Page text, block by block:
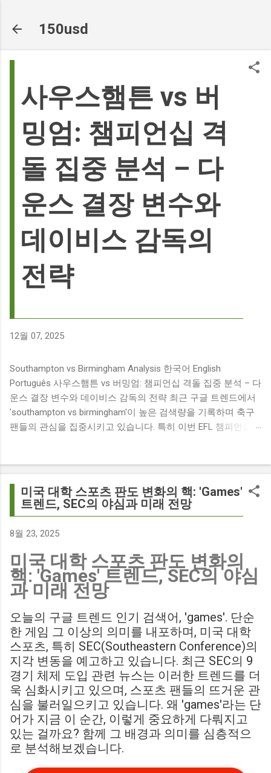
150usd
사우스햄튼 vs 버
밍엄: 챔피언십 격
돌 집중 분석 – 다
운스 결장 변수와
데이비스 감독의
전략
12월 07, 2025
Southampton vs Birmingham Analysis 한국어 English
Português 사우스햄튼 vs 버밍엄: 챔피언십 격돌 집중 분석 – 다
운스 결장 변수와 데이비스 감독의 전략 최근 구글 트렌드에서
'southampton vs birmingham'이 높은 검색량을 기록하며 축구
팬들의 관심을 집중시키고 있습니다. 특히 이번 EFL 챔피언십
다음과 같습니다. The 9 players set to miss Southampton v
Birmingham City ft £7m striker Damion Downs : 사우스햄튼과
버밍엄 시티 경기에서 총 9명의 선수가 결장할 예정이며, 특히
700만 파운드 스트라이커 데미언 다운스의 결장은 사우스햄튼
Birmingham City LIVE Score Updates in EFL Championship
Match : 경기 당일 실시간 스코어 업데이트를 제공하는 뉴스로,
팬들의 높은 관심도를 반영합니다. Chris Davies: Birmingham
City boss says his side have to try to "be themselves" away
from home : 버밍엄 시티의 크리스 데이비스 감독은 원정 경기
에서 팀 고유의 색깔을 유지하는 것이 중요하다고 강조했습니
다. ...
미국 대학 스포츠 판도 변화의 핵: 'Games'
트렌드, SEC의 야심과 미래 전망
8월 23, 2025
미국 대학 스포츠 판도 변화의
핵: 'Games' 트렌드, SEC의 야심
과 미래 전망
오늘의 구글 트렌드 인기 검색어, 'games'. 단순
한 게임 그 이상의 의미를 내포하며, 미국 대학
스포츠, 특히 SEC(Southeastern Conference)의
지각 변동을 예고하고 있습니다. 최근 SEC의 9
경기 체제 도입 관련 뉴스는 이러한 트렌드를 더
욱 심화시키고 있으며, 스포츠 팬들의 뜨거운 관
심을 불러일으키고 있습니다. 왜 'games'라는 단
어가 지금 이 순간, 이렇게 중요하게 다뤄지고
있는 걸까요? 함께 그 배경과 의미를 심층적으
로 분석해보겠습니다.